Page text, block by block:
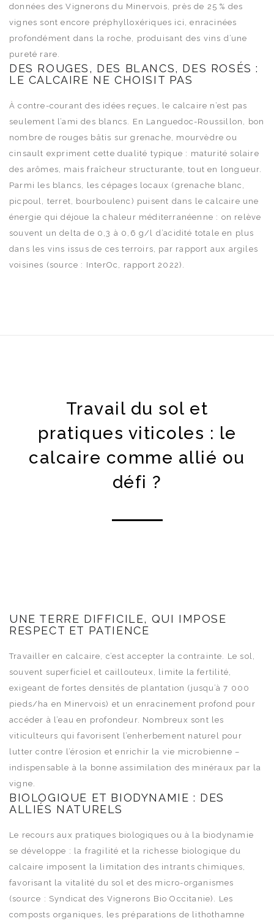
données des Vignerons du Minervois, près de 25 % des
vignes sont encore préphylloxériques ici, enracinées
profondément dans la roche, produisant des vins d’une
pureté rare.
DES ROUGES, DES BLANCS, DES ROSÉS :
LE CALCAIRE NE CHOISIT PAS
À contre-courant des idées reçues, le calcaire n’est pas
seulement l’ami des blancs. En Languedoc-Roussillon, bon
nombre de rouges bâtis sur grenache, mourvèdre ou
cinsault expriment cette dualité typique : maturité solaire
des arômes, mais fraîcheur structurante, tout en longueur.
Parmi les blancs, les cépages locaux (grenache blanc,
picpoul, terret, bourboulenc) puisent dans le calcaire une
énergie qui déjoue la chaleur méditerranéenne : on relève
souvent un delta de 0,3 à 0,6 g/l d’acidité totale en plus
dans les vins issus de ces terroirs, par rapport aux argiles
voisines (source : InterOc, rapport 2022).
Travail du sol et
pratiques viticoles : le
calcaire comme allié ou
défi ?
UNE TERRE DIFFICILE, QUI IMPOSE
RESPECT ET PATIENCE
Travailler en calcaire, c’est accepter la contrainte. Le sol,
souvent superficiel et caillouteux, limite la fertilité,
exigeant de fortes densités de plantation (jusqu’à 7 000
pieds/ha en Minervois) et un enracinement profond pour
accéder à l’eau en profondeur. Nombreux sont les
viticulteurs qui favorisent l’enherbement naturel pour
lutter contre l’érosion et enrichir la vie microbienne –
indispensable à la bonne assimilation des minéraux par la
vigne.
BIOLOGIQUE ET BIODYNAMIE : DES
ALLIÉS NATURELS
Le recours aux pratiques biologiques ou à la biodynamie
se développe : la fragilité et la richesse biologique du
calcaire imposent la limitation des intrants chimiques,
favorisant la vitalité du sol et des micro-organismes
(source : Syndicat des Vignerons Bio Occitanie). Les
composts organiques, les préparations de lithothamne